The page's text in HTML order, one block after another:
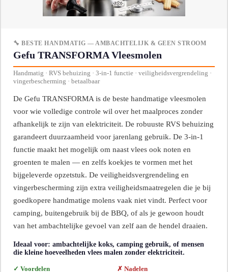
🔧 BESTE HANDMATIG — AMBACHTELIJK & GEEN STROOM
Gefu TRANSFORMA Vleesmolen
Handmatig · RVS behuizing · 3-in-1 functie · veiligheidsvergrendeling ·
vingerbescherming · betaalbaar
De Gefu TRANSFORMA is de beste handmatige vleesmolen
voor wie volledige controle wil over het maalproces zonder
afhankelijk te zijn van elektriciteit. De robuuste RVS behuizing
garandeert duurzaamheid voor jarenlang gebruik. De 3-in-1
functie maakt het mogelijk om naast vlees ook noten en
groenten te malen — en zelfs koekjes te vormen met het
bijgeleverde opzetstuk. De veiligheidsvergrendeling en
vingerbescherming zijn extra veiligheidsmaatregelen die je bij
goedkopere handmatige molens vaak niet vindt. Perfect voor
camping, buitengebruik bij de BBQ, of als je gewoon houdt
van het ambachtelijke gevoel van zelf aan de hendel draaien.
Ideaal voor: ambachtelijke koks, camping gebruik, of mensen
die kleine hoeveelheden vlees malen zonder elektriciteit.
✓ Voordelen ✗ Nadelen